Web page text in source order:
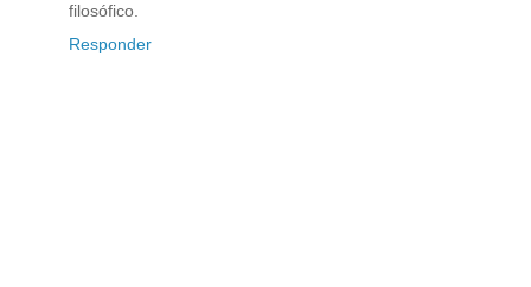
filosófico.
Responder